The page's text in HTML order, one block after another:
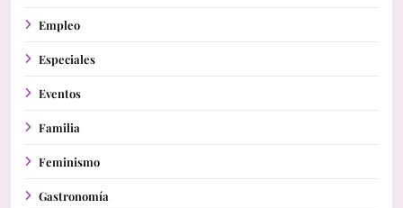
Empleo
Especiales
Eventos
Familia
Feminismo
Gastronomía